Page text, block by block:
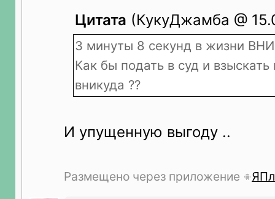
Цитата (КукуДжамба @
3 минуты 8 секунд в жизни
Как бы подать в суд и
вникуда ??
И упущенную выгоду ..
Размещено через приложение